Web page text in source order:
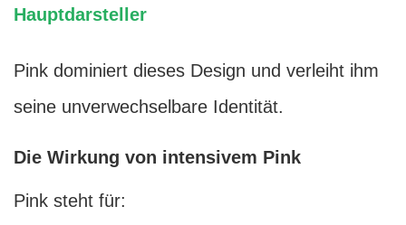
Hauptdarsteller
Pink dominiert dieses Design und verleiht ihm
seine unverwechselbare Identität.
Die Wirkung von intensivem Pink
Pink steht für: